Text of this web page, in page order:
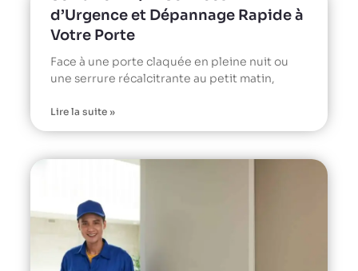
d’Urgence et Dépannage Rapide à
Votre Porte
Face à une porte claquée en pleine nuit ou
une serrure récalcitrante au petit matin,
Lire la suite »